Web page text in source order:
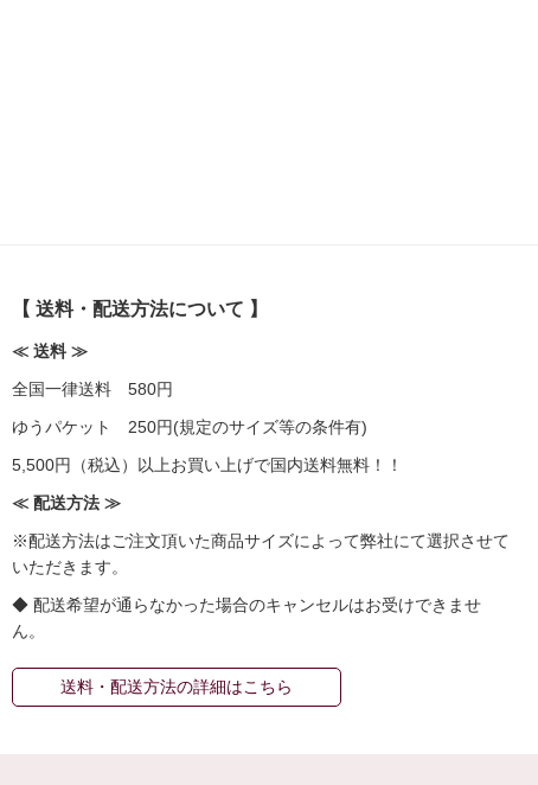
【 送料・配送方法について 】
≪ 送料 ≫
全国一律送料 580円
ゆうパケット 250円(規定のサイズ等の条件有)
5,500円（税込）以上お買い上げで国内送料無料！！
≪ 配送方法 ≫
※配送方法はご注文頂いた商品サイズによって弊社にて選択させて
いただきます。
◆ 配送希望が通らなかった場合のキャンセルはお受けできませ
ん。
送料・配送方法の詳細はこちら